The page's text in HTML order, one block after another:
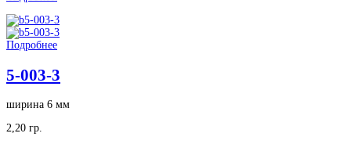
Подробнее
5-003-3
ширина 6 мм
2,20 гр.